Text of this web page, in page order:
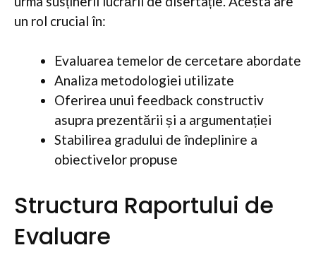
un rol crucial în:
Evaluarea temelor de cercetare abordate
Analiza metodologiei utilizate
Oferirea unui feedback constructiv
asupra prezentării și a argumentației
Stabilirea gradului de îndeplinire a
obiectivelor propuse
Structura Raportului de
Evaluare